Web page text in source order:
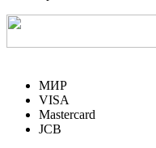
МИР
VISA
Mastercard
JCB